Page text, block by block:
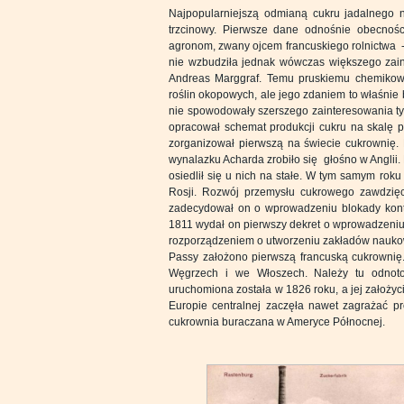
Najpopularniejszą odmianą cukru
trzcinowy. Pierwsze dane odnośnie
agronom, zwany ojcem francuskiego rolnictwa
nie wzbudziła jednak wówczas większego
Andreas Marggraf. Temu pruskiemu
roślin okopowych, ale jego zdaniem to
nie spowodowały szerszego zainteresowania
opracował schemat produkcji cukru na skalę
zorganizował pierwszą na świecie
wynalazku Acharda zrobiło się głośno w
osiedlił się u nich na stałe. W tym samym
Rosji. Rozwój przemysłu cukrowego
zadecydował on o wprowadzeniu blokady
1811 wydał on pierwszy dekret o
rozporządzeniem o utworzeniu zakładów
Passy założono pierwszą francuską
Węgrzech i we Włoszech. Należy tu
uruchomiona została w 1826 roku, a jej
Europie centralnej zaczęła nawet zagrażać
cukrownia buraczana w Ameryce Północnej.